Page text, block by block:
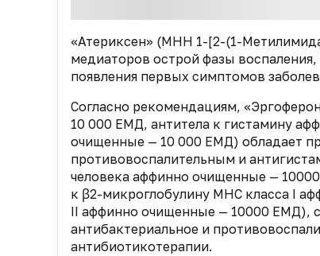
«Атериксен» (МНН 1-[2-(1-
медиаторов острой фазы
появления первых симптомов
Согласно рекомендациям,
10 000 ЕМД, антитела к гистамину
очищенные — 10 000 ЕМД) обладает
противовоспалительным и
человека аффинно очищенные —
к β2-микроглобулину МНС класса I
II аффинно очищенные — 10000 ЕМД),
антибактериальное и
антибиотикотерапии.